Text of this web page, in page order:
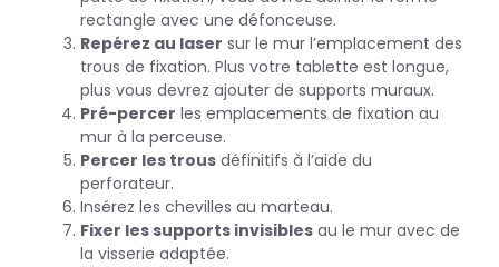
rectangle avec une défonceuse.
Repérez au laser sur le mur l’emplacement des
trous de fixation. Plus votre tablette est longue,
plus vous devrez ajouter de supports muraux.
Pré-percer les emplacements de fixation au
mur à la perceuse.
Percer les trous définitifs à l’aide du
perforateur.
Insérez les chevilles au marteau.
Fixer les supports invisibles au le mur avec de
la visserie adaptée.